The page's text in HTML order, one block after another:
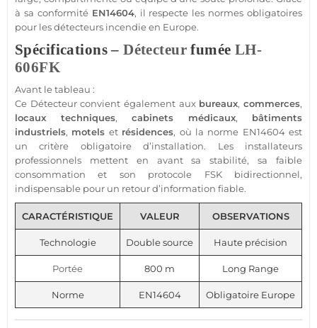
à sa conformité EN14604, il respecte les normes obligatoires
pour les détecteurs incendie en Europe.
Spécifications –Détecteur fuméeLH-
606FK
Avant le tableau :
Ce Détecteurconvient également aux bureaux,commerces,
locaux techniques, cabinets médicaux, bâtiments
industriels, motels et résidences, où la norme EN14604 est
un critère obligatoire d’installation. Les installateurs
professionnels mettent en avant sa stabilité, sa faible
consommation et son protocole FSKbidirectionnel,
indispensable pour un retour d’information fiable.
CARACTÉRISTIQUE VALEUR OBSERVATIONS
Technologie Double source Haute précision
Portée 800 m Long Range
Norme EN14604 Obligatoire Europe